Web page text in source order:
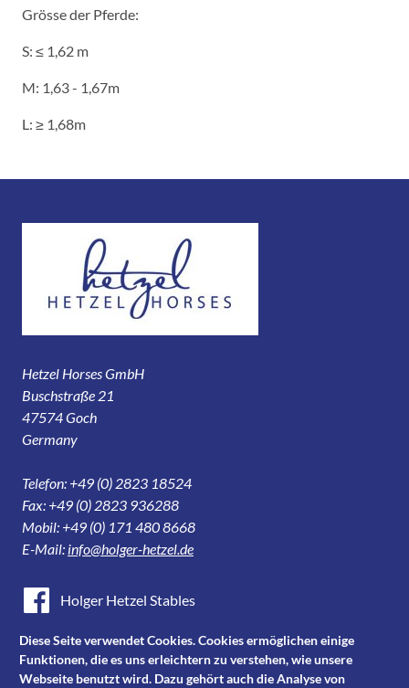
Grösse der Pferde:
S: ≤ 1,62 m
M: 1,63 - 1,67m
L: ≥ 1,68m
Hetzel Horses GmbH
Buschstraße 21
47574 Goch
Germany
Telefon: +49 (0) 2823 18524
Fax: +49 (0) 2823 936288
Mobil: +49 (0) 171 480 8668
E-Mail: info@holger-hetzel.de
Holger Hetzel Stables
Holger Hetzel Sport Horse Sales
Youtube
Diese Seite verwendet Cookies. Cookies ermöglichen einige
Funktionen, die es uns erleichtern zu verstehen, wie unsere
Webseite benutzt wird. Dazu gehört auch die Analyse von